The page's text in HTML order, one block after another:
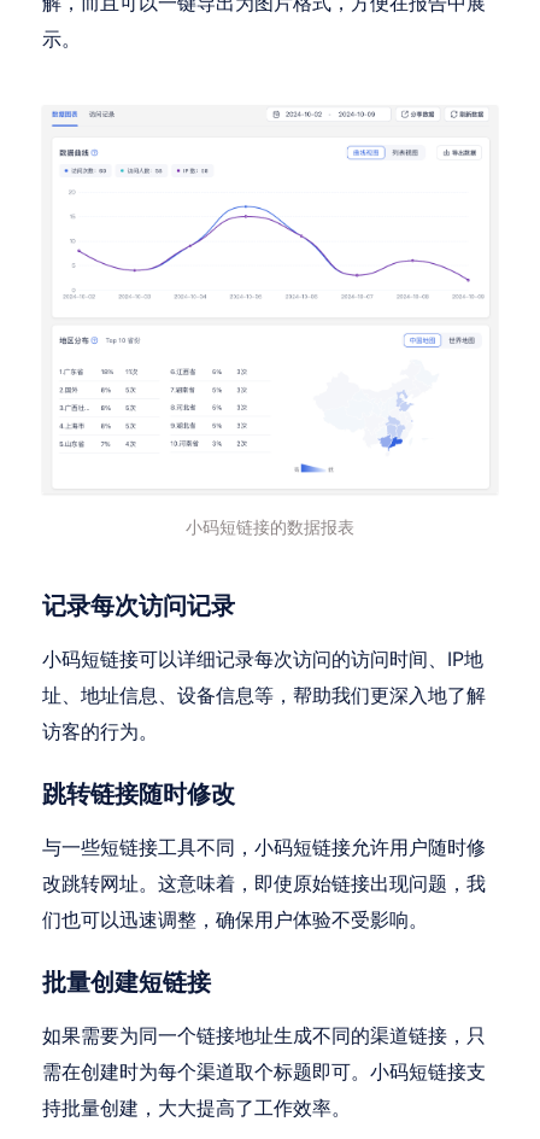
示。
小码短链接的数据报表
记录每次访问记录
小码短链接可以详细记录每次访问的访问时间、IP地
址、地址信息、设备信息等，帮助我们更深入地了解
访客的行为。
跳转链接随时修改
与一些短链接工具不同，小码短链接允许用户随时修
改跳转网址。这意味着，即使原始链接出现问题，我
们也可以迅速调整，确保用户体验不受影响。
批量创建短链接
如果需要为同一个链接地址生成不同的渠道链接，只
需在创建时为每个渠道取个标题即可。小码短链接支
持批量创建，大大提高了工作效率。